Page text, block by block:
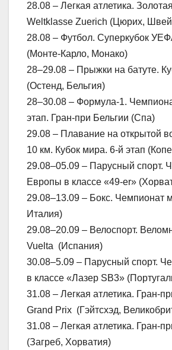
28.08 – Легкая атлетика.
Weltklasse Zuеrich (Цюрих,
28.08 – Футбол. Суперкубок
(Монте-Карло, Монако)
28–29.08 – Прыжки на батуте.
(Остенд, Бельгия)
28–30.08 – Формула-1.
этап. Гран-при Бельгии (Спа)
29.08 – Плавание на открытой
10 км. Кубок мира. 6-й этап
29.08–05.09 – Парусный спорт.
Европы в классе «49-er»
29.08–13.09 – Бокс. Чемпионат
Италия)
29.08–20.09 – Велоспорт.
Vuelta (Испания)
30.08–5.09 – Парусный спорт.
в классе «Лазер SB3»
31.08 – Легкая атлетика. Гран-
Grand Prix (Гэйтсхэд,
31.08 – Легкая атлетика. Гран-
(Загреб, Хорватия)